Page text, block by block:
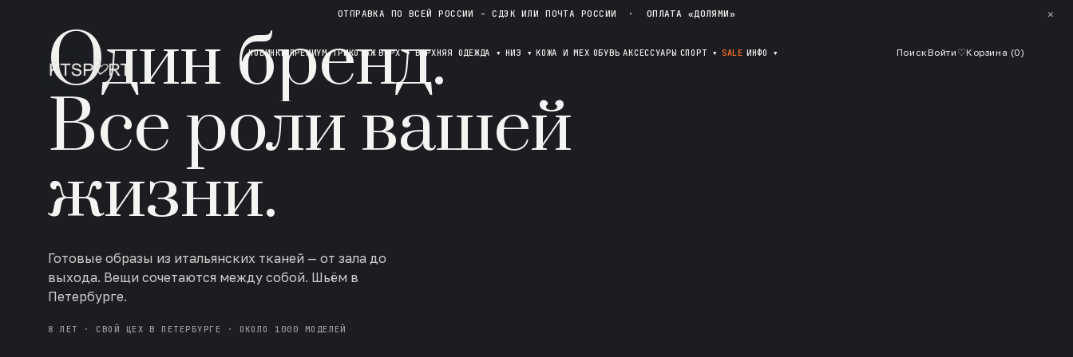
ОТПРАВКА ПО ВСЕЙ РОССИИ - СДЭК ИЛИ ПОЧТА РОССИИ · ОПЛАТА «ДОЛЯМИ» ✕
НОВИНКИ ПРЕМИУМ ТРИКОТАЖ ВЕРХ▾ ВЕРХНЯЯ ОДЕЖДА ▾ НИЗ ▾ КОЖА И МЕХ ОБУВЬ АКСЕССУАРЫ СПОРТ ▾ SALE ИНФО ▾ ПоискВойти ♡Корзина (0)
Один бренд.
Все роли вашей
жизни.
Готовые образы из итальянских тканей — от зала до
выхода. Вещи сочетаются между собой. Шьём в
Петербурге.
8 ЛЕТ · СВОЙ ЦЕХ В ПЕТЕРБУРГЕ · ОКОЛО 1000 МОДЕЛЕЙ